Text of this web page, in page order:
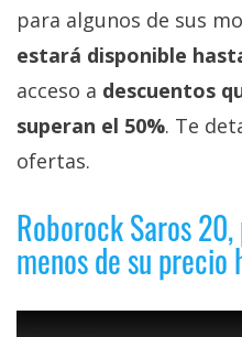
para algunos de sus
estará disponible
acceso a descuentos
superan el 50%. Te
ofertas.
Roborock Saros
menos de su precio